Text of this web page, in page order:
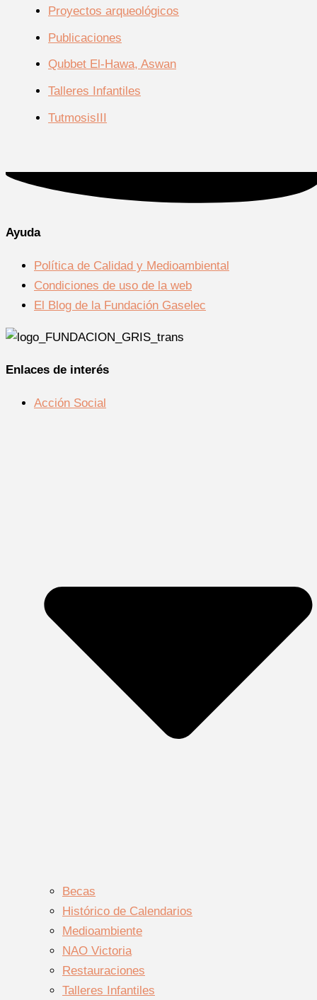
Proyectos arqueológicos
Publicaciones
Qubbet El-Hawa, Aswan
Talleres Infantiles
TutmosisIII
Ayuda
Política de Calidad y Medioambiental
Condiciones de uso de la web
El Blog de la Fundación Gaselec
Enlaces de interés
Acción Social
Becas
Histórico de Calendarios
Medioambiente
NAO Victoria
Restauraciones
Talleres Infantiles